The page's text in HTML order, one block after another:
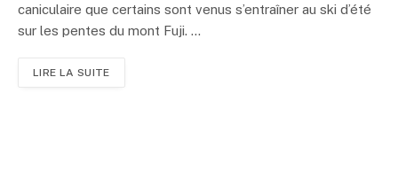
caniculaire que certains sont venus s’entraîner au ski d’été
sur les pentes du mont Fuji. ...
LIRE LA SUITE